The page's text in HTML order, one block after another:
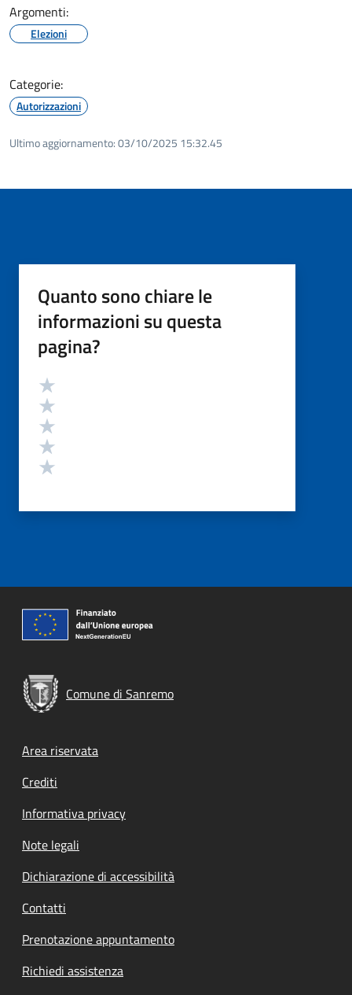
Argomenti:
Elezioni
Categorie:
Autorizzazioni
Ultimo aggiornamento:03/10/2025 15:32.45
Quanto sono chiare le
informazioni su questa
pagina?
Valutazione
Comune di Sanremo
Footer menu
Area riservata
Crediti
Informativa privacy
Note legali
Dichiarazione di accessibilità
Contatti
Prenotazione appuntamento
Richiedi assistenza